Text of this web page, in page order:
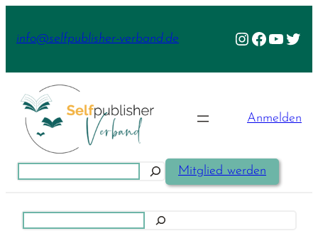
Inhalt
info@selfpublisher-verband.de Instagram
Facebook
Anmelden
Mitglied werden